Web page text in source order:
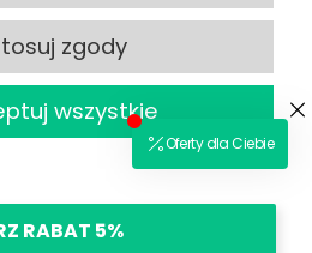
Prawa
powered by
zgody
wszystkie